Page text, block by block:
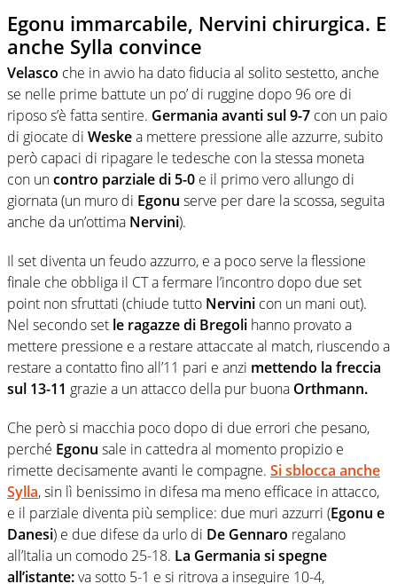
Egonu immarcabile, Nervini chirurgica. E
anche Sylla convince
Velasco che in avvio ha dato fiducia al solito sestetto, anche
se nelle prime battute un po’ di ruggine dopo 96 ore di
riposo s’è fatta sentire. Germania avanti sul 9-7 con un paio
di giocate di Weskea mettere pressione alle azzurre, subito
però capaci di ripagare le tedesche con la stessa moneta
con uncontro parziale di 5-0 e il primo vero allungo di
giornata (un muro di Egonu serve per dare la scossa, seguita
anche da un’ottima Nervini).
Il set diventa un feudo azzurro, e a poco serve la flessione
finale che obbliga il CT a fermare l’incontro dopo due set
point non sfruttati (chiude tutto Nervini con un mani out).
Nel secondo set le ragazze di Bregoli hanno provato a
mettere pressione e a restare attaccate al match, riuscendo a
restare a contatto fino all’11 pari e anzi mettendo la freccia
sul 13-11 grazie a un attacco della pur buona Orthmann.
Che però si macchia poco dopo di due errori che pesano,
perché Egonu sale in cattedra al momento propizio e
rimette decisamente avanti le compagne. Si sblocca anche
Sylla, sin lì benissimo in difesa ma meno efficace in attacco,
e il parziale diventa più semplice: due muri azzurri (Egonu e
Danesi) e due difese da urlo di De Gennaro regalano
all’Italia un comodo 25-18. La Germania si spegne
all’istante:va sotto 5-1 e si ritrova a inseguire 10-4,